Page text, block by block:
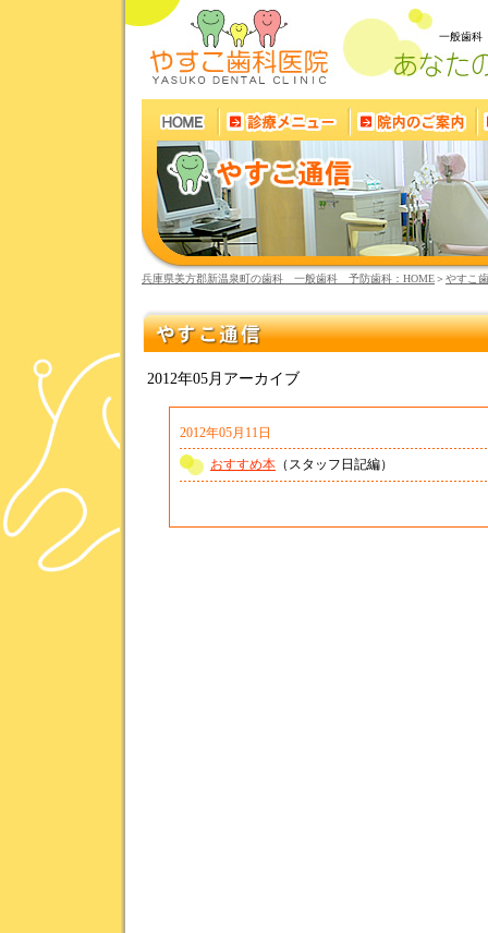
一般歯
兵庫県美方郡新温泉町の歯科 一般歯科 予防歯科：HOME＞やすこ
2012年05月アーカイブ
2012年05月11日
おすすめ本 （スタッフ日記編）